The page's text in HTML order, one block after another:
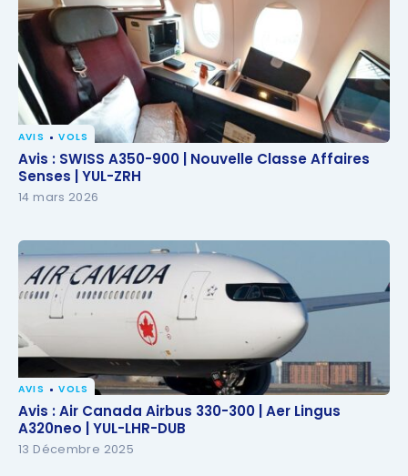
Avis : SWISS A350-900 | Nouvelle Classe Affaires
Senses | YUL-ZRH
AVIS VOLS
Avis : SWISS A350-900 | Nouvelle Classe Affaires
Senses | YUL-ZRH
14 mars 2026
Avis : Air Canada Airbus 330-300 | Aer Lingus
A320neo | YUL-LHR-DUB
AVIS VOLS
Avis : Air Canada Airbus 330-300 | Aer Lingus
A320neo | YUL-LHR-DUB
13 Décembre 2025